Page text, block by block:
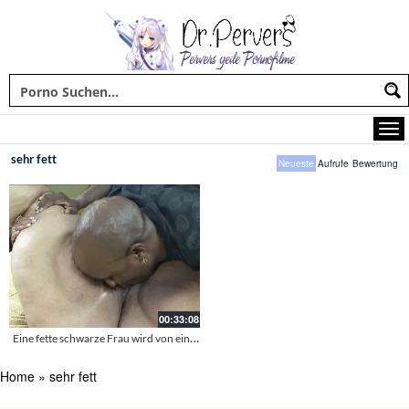
sehr fett Neueste Aufrufe Bewertung
00:33:08
Eine fette schwarze Frau wird von einem weißen Hengst gefickt
Home » sehr fett